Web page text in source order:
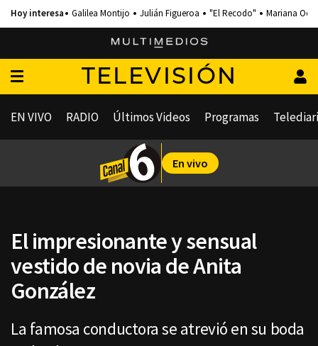
Galilea Montijo Julián Figueroa "El Recodo" Mariana
TELEVISIÓN
EN VIVO RADIO Últimos Videos Programas
En vivo
El impresionante y sensual
vestido de novia de Anita
González
La famosa conductora se atrevió en su boda